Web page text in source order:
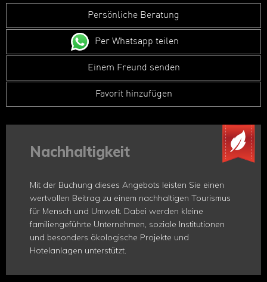
Persönliche Beratung
Per Whatsapp teilen
Einem Freund senden
Favorit hinzufügen
Nachhaltigkeit
Mit der Buchung dieses Angebots leisten Sie einen
wertvollen Beitrag zu einem nachhaltigen Tourismus
für Mensch und Umwelt. Dabei werden kleine
familiengeführte Unternehmen, soziale Institutionen
und besonders ökologische Projekte und
Hotelanlagen unterstützt.